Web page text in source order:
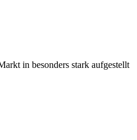
in besonders stark aufgestellt